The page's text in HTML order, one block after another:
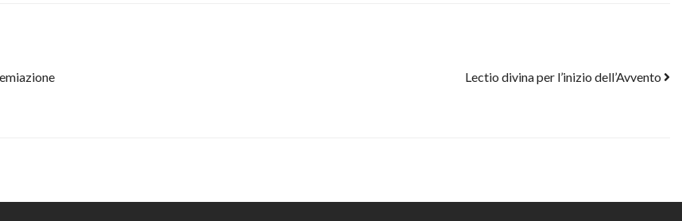
Lectio divina per l’inizio dell’Avvento